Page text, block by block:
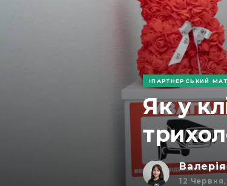
ПАРТНЕРСЬКИЙ
Як у
12 Червня,